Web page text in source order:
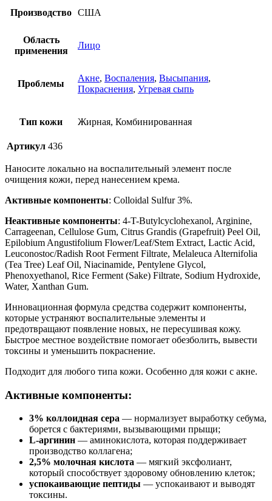
Производство США
Область
применения
Лицо
Проблемы
Акне, Воспаления, Высыпания,
Покраснения, Угревая сыпь
Тип кожи Жирная, Комбинированная
Артикул 436
Наносите локально на воспалительный элемент после
очищения кожи, перед нанесением крема.
Активные компоненты: Colloidal Sulfur 3%.
Неактивные компоненты: 4-T-Butylcyclohexanol, Arginine,
Carrageenan, Cellulose Gum, Citrus Grandis (Grapefruit) Peel Oil,
Epilobium Angustifolium Flower/Leaf/Stem Extract, Lactic Acid,
Leuconostoc/Radish Root Ferment Filtrate, Melaleuca Alternifolia
(Tea Tree) Leaf Oil, Niacinamide, Pentylene Glycol,
Phenoxyethanol, Rice Ferment (Sake) Filtrate, Sodium Hydroxide,
Water, Xanthan Gum.
Инновационная формула средства содержит компоненты,
которые устраняют воспалительные элементы и
предотвращают появление новых, не пересушивая кожу.
Быстрое местное воздействие помогает обезболить, вывести
токсины и уменьшить покраснение.
Подходит для любого типа кожи. Особенно для кожи с акне.
Активные компоненты:
3% коллоидная сера — нормализует выработку себума,
борется с бактериями, вызывающими прыщи;
L-аргинин — аминокислота, которая поддерживает
производство коллагена;
2,5% молочная кислота — мягкий эксфолиант,
который способствует здоровому обновлению клеток;
успокаивающие пептиды — успокаивают и выводят
токсины.